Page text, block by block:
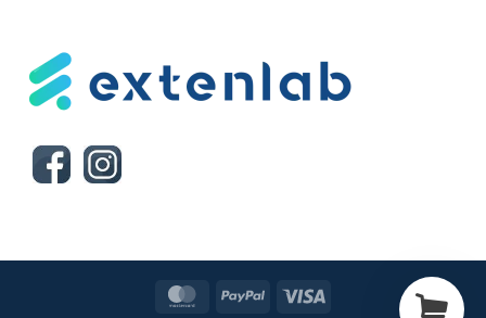
MasterCardPayPal Visa